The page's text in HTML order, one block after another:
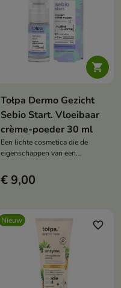

Tołpa Dermo Gezicht
Sebio Start. Vloeibaar
crème-poeder 30 ml
Een lichte cosmetica die de
eigenschappen van een
dekkend poeder combineert.
€ 9,00
Nieuw favorite_border